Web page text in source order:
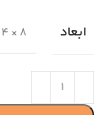
ابعاد 8 × 4 سانتیمتر